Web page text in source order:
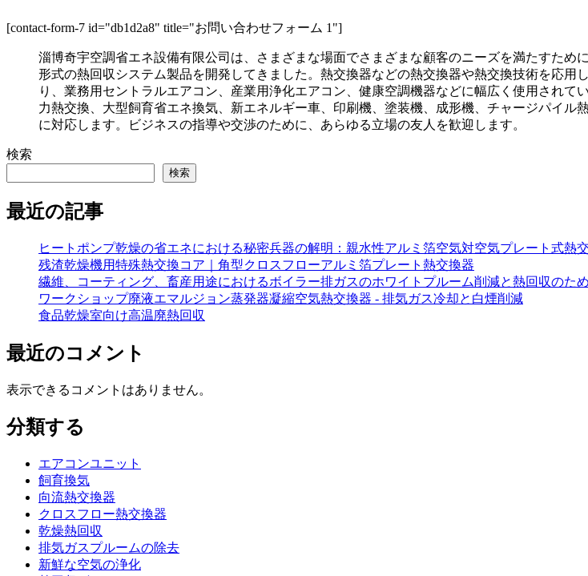
[contact-form-7 id="db1d2a8" title="お問い合わせフォーム 1"]
淄博奇宇空調省エネ設備有限公司は、さまざまな場面でさまざまな顧客のニーズを満たすた
形式の熱回収システム製品を開発してきました。熱交換器などの熱交換器や熱交換技術を応
り、業務用セントラルエアコン、産業用浄化エアコン、健康空調機器などに幅広く使用され
力熱交換、大型飼育省エネ換気、新エネルギー車、印刷機、塗装機、成形機、チャージパイ
に対応します。ビジネスの指導や交渉のために、あらゆる立場の友人を歓迎します。
検索
検索
最近の記事
ヒートポンプ乾燥の省エネにおける秘密兵器の解明：親水性アルミ箔空気対空気プレート式熱
残渣乾燥機用特殊熱交換コア｜角型クロスフローアルミ箔プレート熱交換器
繊維、コーティング、畜産用途におけるボイラー排ガスのホワイトプルーム削減と熱回収のた
ワークショップ廃液エマルジョン蒸発器凝縮空気熱交換器 - 排気ガス冷却と白煙削減
食品乾燥室向け高温廃熱回収
最近のコメント
表示できるコメントはありません。
分類する
エアコンユニット
飼育換気
向流熱交換器
クロスフロー熱交換器
乾燥熱回収
排気ガスプルームの除去
新鮮な空気の浄化